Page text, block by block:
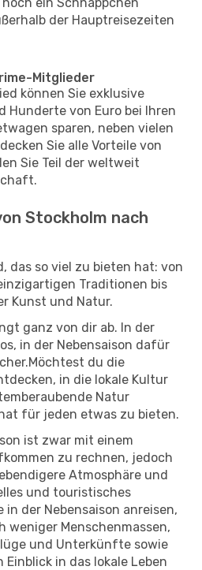
der Hauptreisezeiten
Mitglieder
können Sie exklusive
Hunderte von Euro bei Ihren
sparen, neben vielen
Sie alle Vorteile von
Sie Teil der weltweit
Stockholm nach
das so viel zu bieten hat: von
Traditionen bis
Kunst und Natur.
ganz von dir ab. In der
in der Nebensaison dafür
du die
in die lokale Kultur
Natur
für jeden etwas zu bieten.
ist zwar mit einem
zu rechnen, jedoch
Atmosphäre und
und touristisches
in der Nebensaison anreisen,
weniger Menschenmassen,
und Unterkünfte sowie
in das lokale Leben